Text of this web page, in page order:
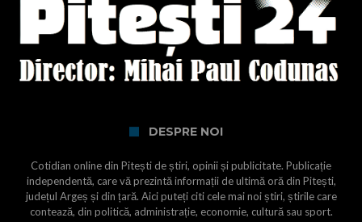
DESPRE NOI
Cotidian online din Pitești de știri, opinii și publicitate. Publicație
independentă, care vă prezintă informații de ultimă oră din Pitești,
județul Argeș și din țară. Aici puteți citi cele mai noi știri, știrile care
contează, din politică, administrație, economie, cultură sau sport.